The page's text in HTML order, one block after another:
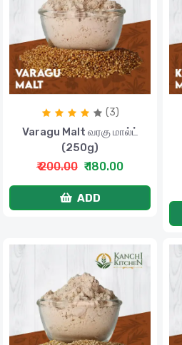
(3)
Varagu Malt வரகு மால்ட்
(250g)
₹ 200.00 ₹ 180.00
ADD